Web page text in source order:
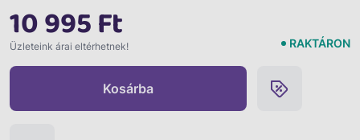
10 995 Ft
Üzleteink árai eltérhetnek! RAKTÁRON
Kosárba